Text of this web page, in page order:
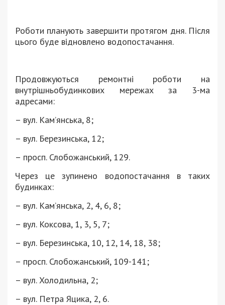
Роботи планують завершити протягом дня. Після
цього буде відновлено водопостачання.
Продовжуються ремонтні роботи на
внутрішньобудинкових мережах за 3-ма
адресами:
– вул. Кам’янська, 8;
– вул. Березинська, 12;
– просп. Слобожанський, 129.
Через це зупинено водопостачання в таких
будинках:
– вул. Кам’янська, 2, 4, 6, 8;
– вул. Коксова, 1, 3, 5, 7;
– вул. Березинська, 10, 12, 14, 18, 38;
– просп. Слобожанський, 109-141;
– вул. Холодильна, 2;
– вул. Петра Яцика, 2, 6.